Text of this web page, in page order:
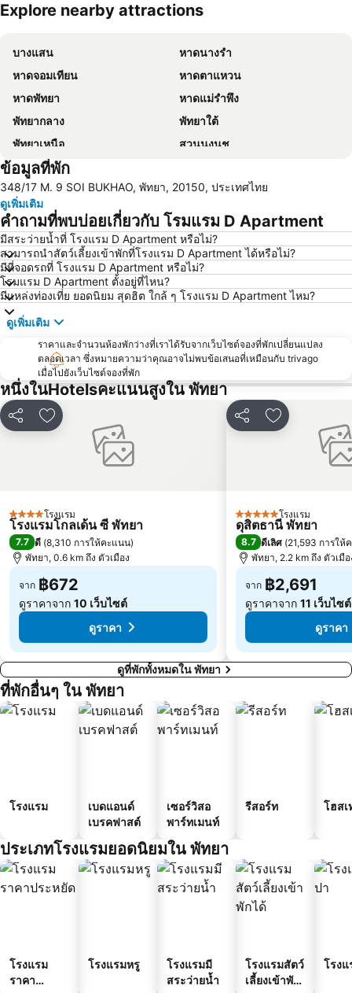
Explore nearby attractions
บางแสน
หาดนางรำ
หาดจอมเทียน
หาดตาแหวน
หาดพัทยา
หาดแม่รำพึง
พัทยากลาง
พัทยาใต้
พัทยาเหนือ
สวนนงนุช
หาดแสม
เกาะขาม
ถนนคนเดิน
แสมสาร
สนามบินนานาชาติอู่ตะเภา
CentralFestival Pattaya Beach
วันไหล
ท่าเรือแหลมฉบัง
สวนเสือศรีราชา
สถานีรถไฟพัทยา
Bali Hai Pier
อนุสาวรีย์กรมหลวงชุมพรเขตอุดมศักดิ์
Pattaya Floating Market
เอสเอฟเอ็กซ์ ซีเนม่า เซ็นทรัลพัทยาบีช
Art in Paradise
ข้อมูลที่พัก
348/17 M. 9 SOI BUKHAO, พัทยา, 20150, ประเทศไทย
ดูเพิ่มเติม
คำถามที่พบบ่อยเกี่ยวกับ โรมแรม D Apartment
มีสระว่ายน้ำที่ โรงแรม D Apartment หรือไม่?
สามารถนำสัตว์เลี้ยงเข้าพักที่โรงแรม D Apartment ได้หรือไม่?
มีที่จอดรถที่ โรงแรม D Apartment หรือไม่?
โรมแรม D Apartment ตั้งอยู่ที่ไหน?
มีแหล่งท่องเที่ย ยอดนิยม สุดฮิต ใกล้ ๆ โรงแรม D Apartment ไหม?
ดูเพิ่มเติม
ราคาและจำนวนห้องพักว่างที่เราได้รับจากเว็บไซต์จองที่พักเปลี่ยนแปลง
ตลอดเวลา ซึ่งหมายความว่าคุณอาจไม่พบข้อเสนอที่เหมือนกับ trivago
เมื่อไปยังเว็บไซต์จองที่พัก
หนึ่งในHotelsคะแนนสูงใน พัทยา
แชร์ เพิ่มในรายการโปรด
4 ดาว โรงแรม
โรงแรมโกลเด้น ซี พัทยา
7.7 ดี (8,310 การให้คะแนน)
พัทยา, 0.6 km ถึง ตัวเมือง
จาก ฿672
ดูราคาจาก 10 เว็บไซต์
ดูราคา
แชร์ เพิ่มในรายกา
5 ดาว โรงแรม
ดุสิตธานี พัทยา
8.7 ดีเลิศ (21,593 การให้
พัทยา, 2.2 km ถึง ตัวเมือ
จาก ฿2,691
ดูราคาจาก 11 เว็บไซต์
ดูราคา
ดูที่พักทั้งหมดใน พัทยา
ที่พักอื่นๆ ใน พัทยา
โรงแรม
เบดแอนด์
เบรคฟาสต์
เซอร์วิสอ
พาร์ทเมนท์
รีสอร์ท โฮสเ
ประเภทโรงแรมยอดนิยมใน พัทยา
โรงแรม
ราคา
โรงแรมหรู
โรงแรมมี
สระว่ายน้ำ
โรงแรมสัตว์
เลี้ยงเข้าพัก
โรง